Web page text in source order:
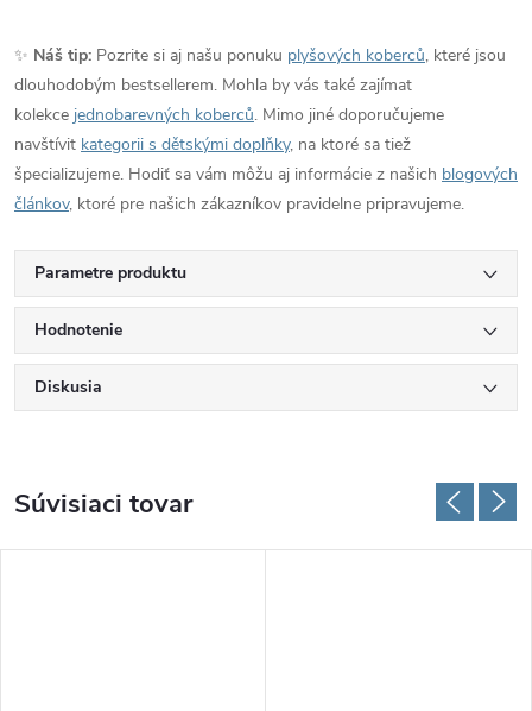
✨ Náš tip: Pozrite si aj našu ponuku plyšových koberců, které jsou
dlouhodobým bestsellerem. Mohla by vás také zajímat
kolekce jednobarevných koberců. Mimo jiné doporučujeme
navštívit kategorii s dětskými doplňky, na ktoré sa tiež
špecializujeme. Hodiť sa vám môžu aj informácie z našich blogových
článkov, ktoré pre našich zákazníkov pravidelne pripravujeme.
Parametre produktu
Hodnotenie
Diskusia
Súvisiaci tovar